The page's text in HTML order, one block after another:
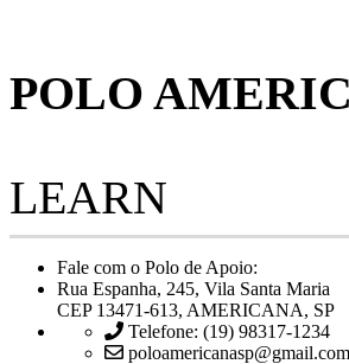
POLO
LEARN
Fale com o Polo de Apoio:
Rua Espanha, 245, Vila Santa Maria
CEP 13471-613, AMERICANA, SP
Telefone: (19) 98317-1234
poloamericanasp@gmail.com